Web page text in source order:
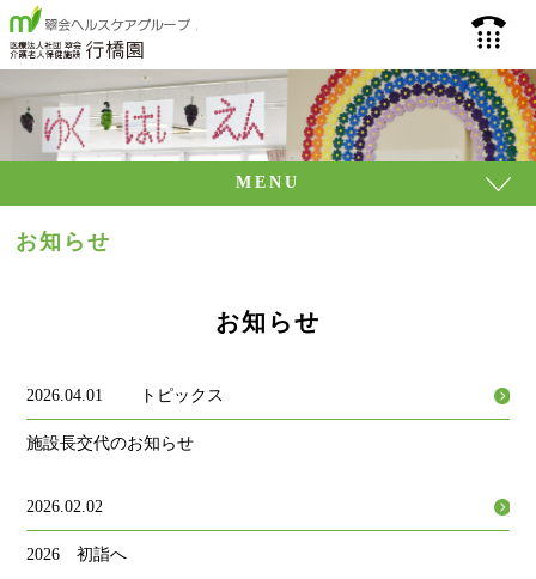
介護老人保健施設 行
MENU
お知らせ
お知らせ
2026.04.01 トピックス
施設長交代のお知らせ
2026.02.02
2026 初詣へ